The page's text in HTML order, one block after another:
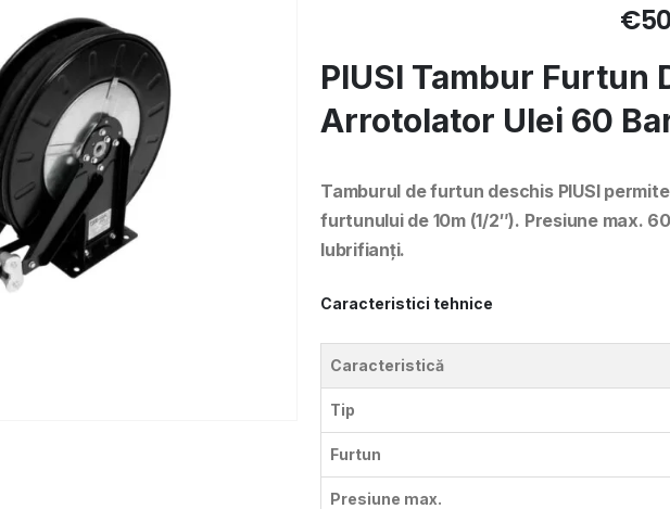
€
PIUSI Tambur Furtun
Arrotolator Ulei 60
Tamburul de furtun deschis PIUSI
furtunului de 10m (1/2″). Presiune max.
lubrifianți.
Caracteristici tehnice
Caracteristică
Tip
Furtun
Presiune max.